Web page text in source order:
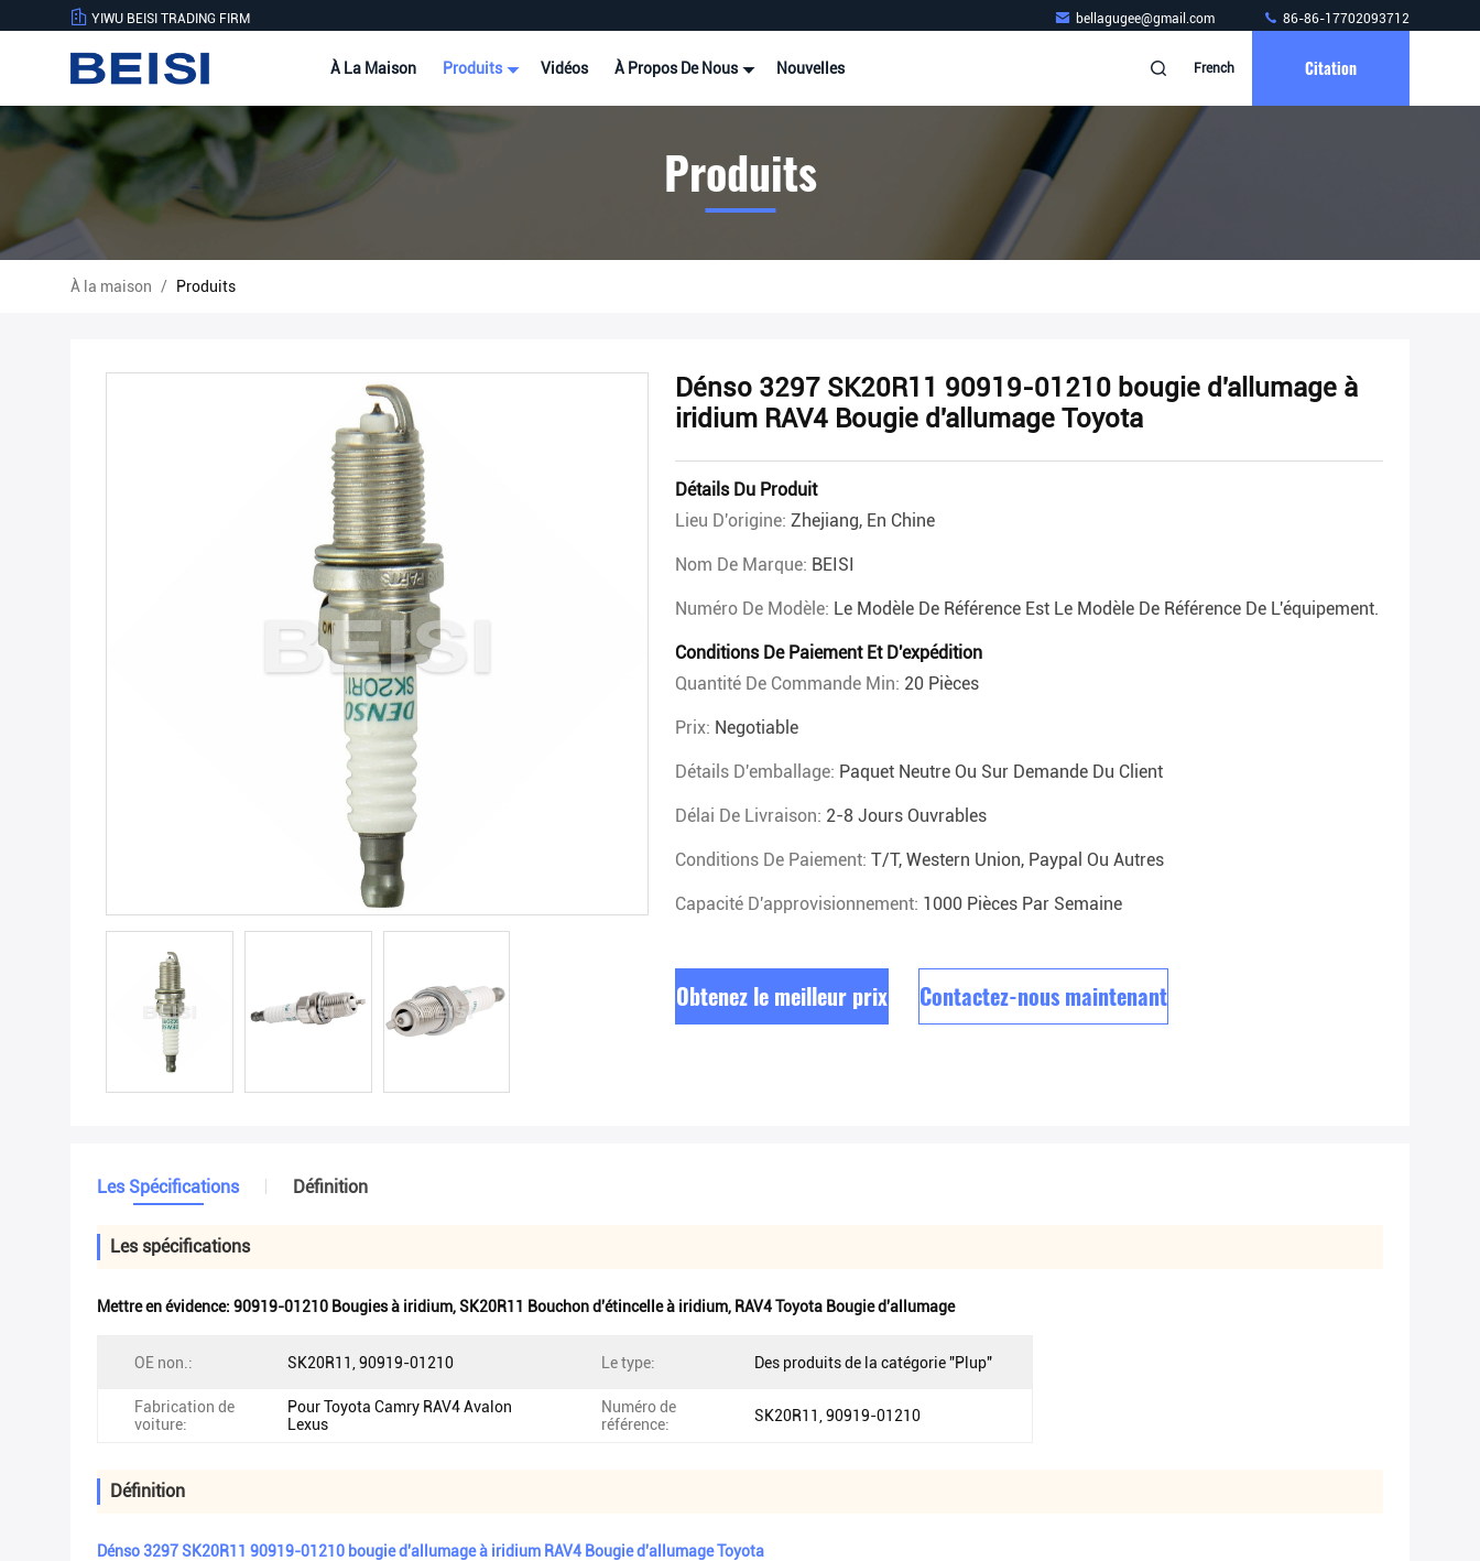
YIWU BEISI TRADING FIRM bellagugee@gmail.com 86-86-17702093712
À La Maison Produits Vidéos À Propos De Nous Nouvelles French Citation
Produits
À la maison / Produits
Dénso 3297 SK20R11 90919-01210 bougie d'allumage à
iridium RAV4 Bougie d'allumage Toyota
Détails Du Produit
Lieu D'origine: Zhejiang, En Chine
Nom De Marque: BEISI
Numéro De Modèle: Le Modèle De Référence Est Le Modèle De Référence De L'équipement.
Conditions De Paiement Et D'expédition
Quantité De Commande Min: 20 Pièces
Prix: Negotiable
Détails D'emballage: Paquet Neutre Ou Sur Demande Du Client
Délai De Livraison: 2-8 Jours Ouvrables
Conditions De Paiement: T/T, Western Union, Paypal Ou Autres
Capacité D'approvisionnement: 1000 Pièces Par Semaine
Obtenez le meilleur prix Contactez-nous maintenant
Les Spécifications Définition
Les spécifications
Mettre en évidence: 90919-01210 Bougies à iridium,SK20R11 Bouchon d'étincelle à iridium, RAV4 Toyota Bougie d'allumage
OE non.: SK20R11, 90919-01210 Le type: Des produits de la catégorie "Plup"
Fabrication de
voiture:
Pour Toyota Camry RAV4 Avalon
Lexus
Numéro de
référence:
SK20R11, 90919-01210
Définition
Dénso 3297 SK20R11 90919-01210 bougie d'allumage à iridium RAV4 Bougie d'allumage Toyota